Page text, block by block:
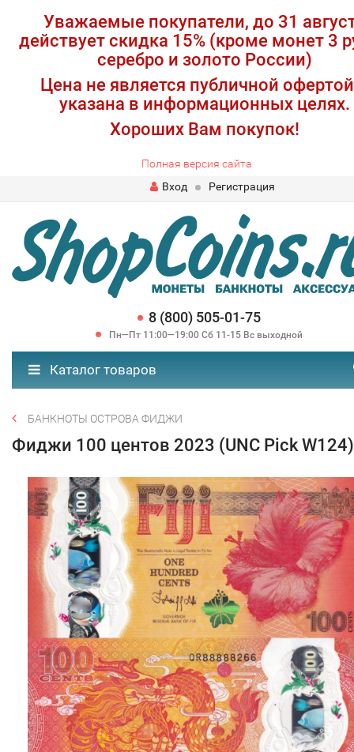
Уважаемые покупатели, до 31
действует скидка 15% (кроме монет 3
серебро и золото России)
Цена не является публичной
указана в информационных целях.
Хороших Вам покупок!
Полная версия сайта
Вход
Регистрация
8 (800) 505-01-75
Пн—Пт 11:00—19:00 Сб 11-15 Вс выходной
Каталог товаров
БАНКНОТЫ ОСТРОВА ФИДЖИ
Фиджи 100 центов 2023 (UNC Pick W124)